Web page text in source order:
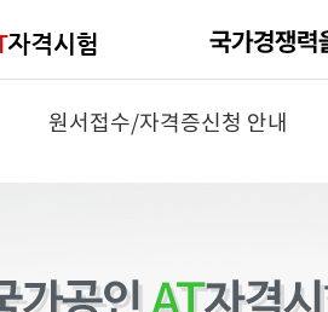
원서접수/자격증신청 안내